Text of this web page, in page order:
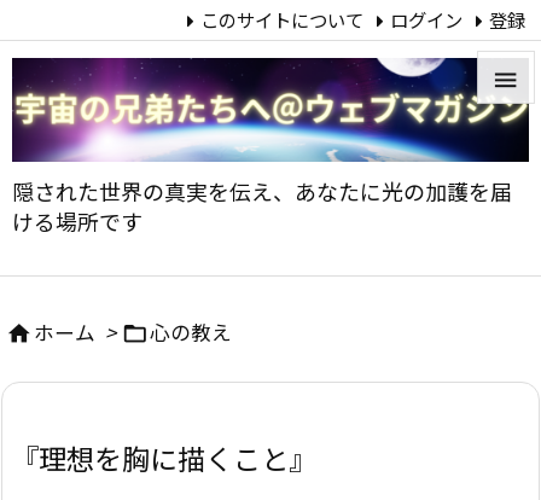
隠された世界の真実を伝え、あなたに光の加護を届
ける場所です


メニ


次へ
このサイトについて ログイン 登録
ホーム > 心の教え
『理想を胸に描くこと』